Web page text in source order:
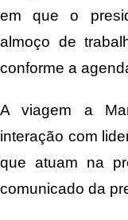
em que o
almoço de
conforme a
A viagem a
interação com
que atuam na
comunicado da